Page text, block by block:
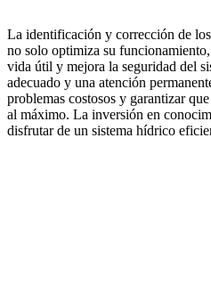
La identificación y corrección de
no solo optimiza su
vida útil y mejora la seguridad del
adecuado y una atención
problemas costosos y garantizar
al máximo. La inversión en
disfrutar de un sistema hídrico